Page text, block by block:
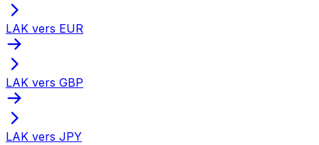
LAK vers EUR
LAK vers GBP
LAK vers JPY